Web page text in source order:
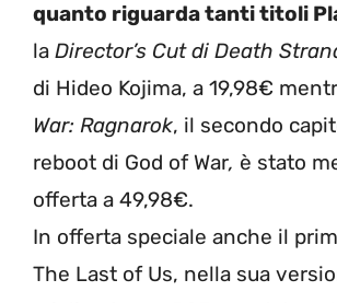
quanto riguarda tanti titoli
la Director’s Cut di Death
di Hideo Kojima, a 19,98€
War: Ragnarok, il secondo
reboot di God of War, è stato
offerta a 49,98€.
In offerta speciale anche il
The Last of Us, nella sua